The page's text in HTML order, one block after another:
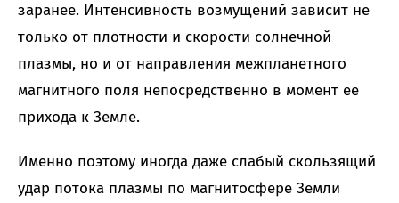
заранее. Интенсивность возмущений зависит не
только от плотности и скорости солнечной
плазмы, но и от направления межпланетного
магнитного поля непосредственно в момент ее
прихода к Земле.
Именно поэтому иногда даже слабый скользящий
удар потока плазмы по магнитосфере Земли